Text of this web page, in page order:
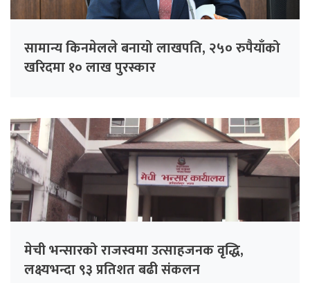
सामान्य किनमेलले बनायो लाखपति, २५० रुपैयाँको
खरिदमा १० लाख पुरस्कार
मेची भन्सारको राजस्वमा उत्साहजनक वृद्धि,
लक्ष्यभन्दा ९३ प्रतिशत बढी संकलन